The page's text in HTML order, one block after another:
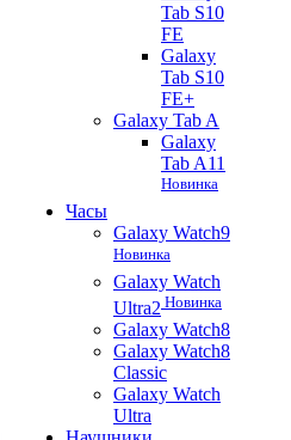
Tab S10
FE
Galaxy
Tab S10
FE+
Galaxy Tab A
Galaxy
Tab A11
Новинка
Часы
Galaxy Watch9
Новинка
Galaxy Watch
Ultra2 Новинка
Galaxy Watch8
Galaxy Watch8
Classic
Galaxy Watch
Ultra